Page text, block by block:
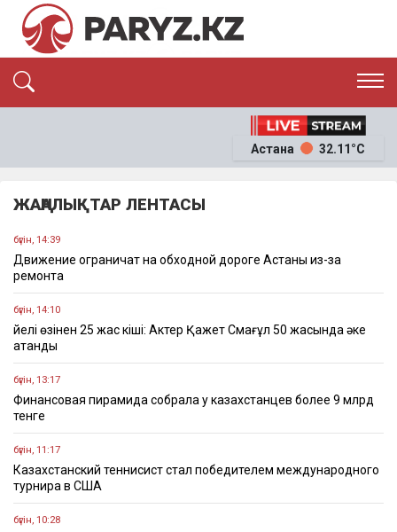
ЭКОНОМИКА
ОҚИҒА
Астана 32.11°C
ЖАҢАЛЫҚТАР ЛЕНТАСЫ
бүгін, 14:39
Движение ограничат на обходной дороге Астаны из-за
ремонта
бүгін, 14:10
Әйелі өзінен 25 жас кіші: Актер Қажет Смағұл 50 жасында әке
атанды
бүгін, 13:17
Финансовая пирамида собрала у казахстанцев более 9 млрд
тенге
бүгін, 11:17
Казахстанский теннисист стал победителем международного
турнира в США
бүгін, 10:28